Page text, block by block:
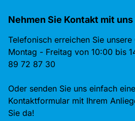
Nehmen Sie Kontakt mit uns
Telefonisch erreichen Sie unsere
Montag - Freitag von 10:00 bis
89 72 87 30
Oder senden Sie uns einfach
Kontaktformular mit Ihrem
Sie da!